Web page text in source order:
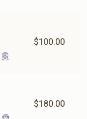
$1,500.00
$100.00
$180.00